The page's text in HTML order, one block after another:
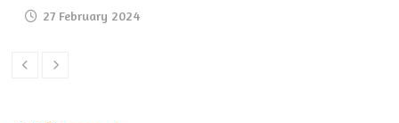
27 February 2024